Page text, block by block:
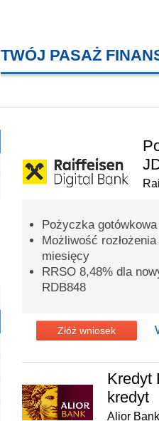
TWÓJ PASAŻ
Pożyczka
Możliwość
miesięcy
RRSO 8,48% dla
RDB848
Złóż wniosek
Kredyt
kredyt
Alior Bank